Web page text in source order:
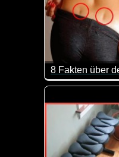
8 Fakten über
Unser Körper